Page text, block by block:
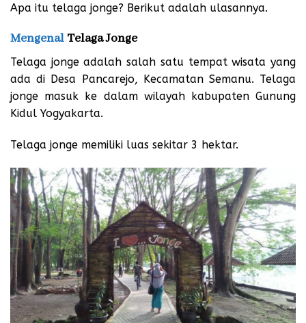
Apa itu telaga jonge? Berikut adalah ulasannya.
Mengenal Telaga Jonge
Telaga jonge adalah salah satu tempat wisata yang
ada di Desa Pancarejo, Kecamatan Semanu. Telaga
jonge masuk ke dalam wilayah kabupaten Gunung
Kidul Yogyakarta.
Telaga jonge memiliki luas sekitar 3 hektar.